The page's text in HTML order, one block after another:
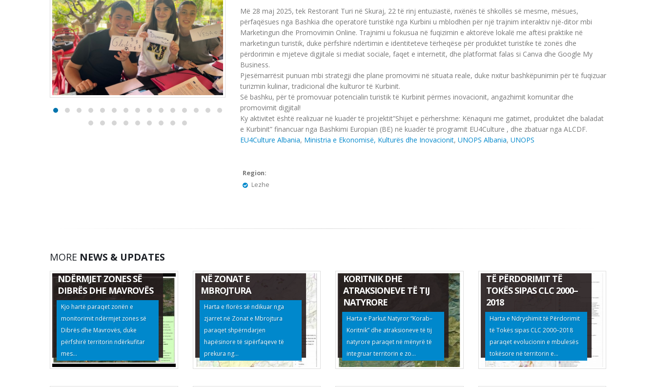
Më 28 maj 2025, tek Restorant Turi nё Skuraj, 22 të rinj entuziastë, nxёnёs tё shkollёs sё mesme, mёsues,
përfaqësues nga Bashkia dhe operatorë turistikë nga Kurbini u mblodhën për një trajnim interaktiv njё-ditor mbi
Marketingun dhe Promovimin Online. Trajnimi u fokusua në fuqizimin e aktorëve lokalë me aftësi praktike në
marketingun turistik, duke përfshirë ndërtimin e identiteteve tërheqёse për produktet turistike tё zonёs dhe
përdorimin e mjeteve digjitale si mediat sociale, faqet e internetit, dhe platformat falas si Canva dhe Google My
Business.
Pjesëmarrësit punuan mbi strategji dhe plane promovimi në situata reale, duke nxitur bashkëpunimin për të fuqizuar
turizmin kulinar, tradicional dhe kulturor të Kurbinit.
Së bashku, pёr tё promovuar potencialin turistik të Kurbinit përmes inovacionit, angazhimit komunitar dhe
promovimit digjital!
Ky aktivitet është realizuar në kuadër të projektit”Shijet e përhershme: Kënaquni me gatimet, produktet dhe baladat
e Kurbinit” financuar nga Bashkimi Europian (BE) në kuadër të programit EU4Culture , dhe zbatuar nga ALCDF.
EU4Culture Albania, Ministria e Ekonomisë, Kulturës dhe Inovacionit, UNOPS Albania, UNOPS
Region:
Lezhe
MORE NEWS & UPDATES
NDËRMJET ZONES SË
DIBRËS DHE MAVROVËS
Kjo hartë paraqet zonën e
monitorimit ndërmjet zones së
Dibrës dhe Mavrovës, duke
përfshirë territorin ndërkufitar
mes...
NË ZONAT E
MBROJTURA
Harta e florës së ndikuar nga
zjarret në Zonat e Mbrojtura
paraqet shpërndarjen
hapësinore të sipërfaqeve të
prekura ng...
KORITNIK DHE
ATRAKSIONEVE TË TIJ
NATYRORE
Harta e Parkut Natyror “Korab–
Koritnik” dhe atraksioneve të tij
natyrore paraqet në mënyrë të
integruar territorin e zo...
TË PËRDORIMIT TË
TOKËS SIPAS CLC 2000–
2018
Harta e Ndryshimit të Përdorimit
të Tokës sipas CLC 2000–2018
paraqet evolucionin e mbulesës
tokësore në territorin e...
HARTA E SPECIEVE TË
EKSPERTIZË E OFRUESIT
TË SHËRBIMEVE PËR
“VLERËSIMIN E GJENDJES
DHE PRODUKTIVITETIT